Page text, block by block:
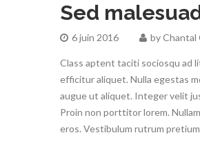
Sed
6 juin 2016 byChantal
Class aptent taciti sociosqu ad
efficitur aliquet. Nulla egestas
augue ut aliquet. Integer velit
Proin non porttitor lorem.
eros. Vestibulum rutrum